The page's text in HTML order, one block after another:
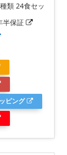
類 24食セッ
半保証
ピング